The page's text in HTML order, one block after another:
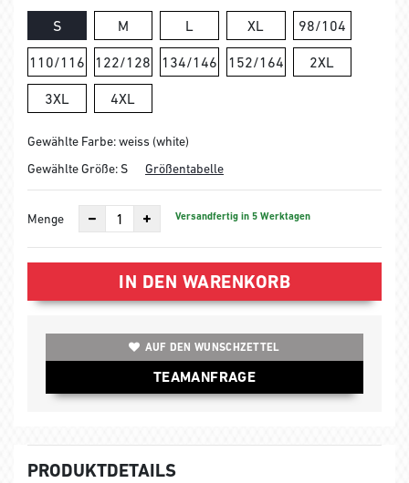
S M L XL 98/104
110/116 122/128 134/146 152/164 2XL
3XL 4XL
Gewählte Farbe: weiss (white)
Gewählte Größe:S Größentabelle
Menge Versandfertig in 5 Werktagen
IN DEN WARENKORB
AUF DEN WUNSCHZETTEL
TEAMANFRAGE
PRODUKTDETAILS